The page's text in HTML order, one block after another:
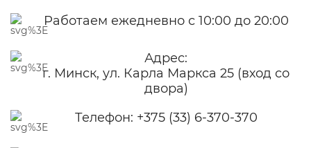
Работаем ежедневно с 10:00 до 20:00
Адрес:
г. Минск, ул. Карла Маркса 25 (вход со
двора)
Телефон: +375 (33) 6-370-370